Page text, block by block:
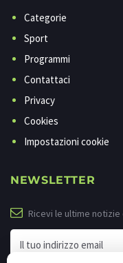
Categorie
Sport
Programmi
Contattaci
Privacy
Cookies
Impostazioni cookie
NEWSLETTER
Ricevi le ultime